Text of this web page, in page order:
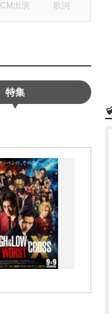
CM出演 歌詞
特集